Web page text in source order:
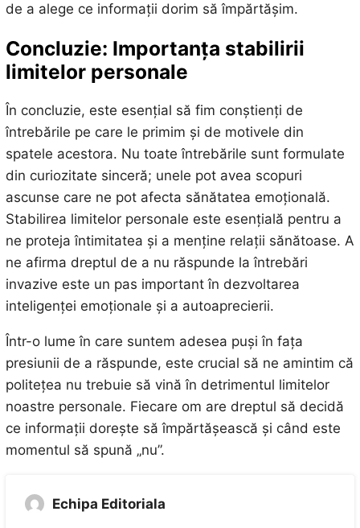
de a alege ce informații dorim să împărtășim.
Concluzie: Importanța stabilirii
limitelor personale
În concluzie, este esențial să fim conștienți de
întrebările pe care le primim și de motivele din
spatele acestora. Nu toate întrebările sunt formulate
din curiozitate sinceră; unele pot avea scopuri
ascunse care ne pot afecta sănătatea emoțională.
Stabilirea limitelor personale este esențială pentru a
ne proteja întimitatea și a menține relații sănătoase. A
ne afirma dreptul de a nu răspunde la întrebări
invazive este un pas important în dezvoltarea
inteligenței emoționale și a autoaprecierii.
Într-o lume în care suntem adesea puși în fața
presiunii de a răspunde, este crucial să ne amintim că
politețea nu trebuie să vină în detrimentul limitelor
noastre personale. Fiecare om are dreptul să decidă
ce informații dorește să împărtășească și când este
momentul să spună „nu”.
Echipa Editoriala